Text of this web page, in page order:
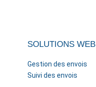
SOLUTIONS WEB
Gestion des envois
Suivi des envois